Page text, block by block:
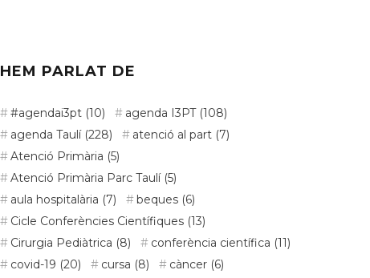
HEM PARLAT DE
#agendai3pt(10) agenda I3PT(108)
agenda Taulí(228) atenció al part(7)
Atenció Primària (5)
Atenció Primària Parc Taulí(5)
aula hospitalària (7) beques(6)
Cicle Conferències Científiques(13)
Cirurgia Pediàtrica (8) conferència científica (11)
covid-19 (20) cursa (8) càncer(6)